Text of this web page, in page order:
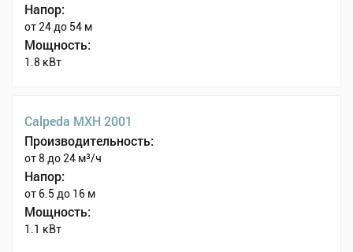
Напор:
от 24 до 54 м
Мощность:
1.8 кВт
Calpeda MXH 2001
Производительность:
от 8 до 24 м³/ч
Напор:
от 6.5 до 16 м
Мощность:
1.1 кВт